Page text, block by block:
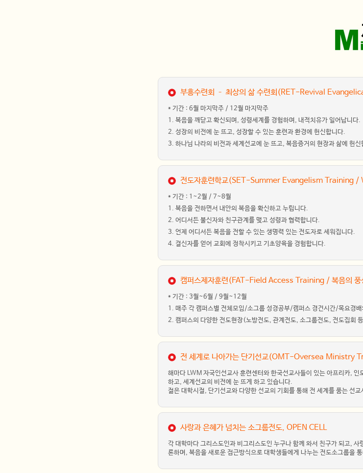
부흥수련회 – 최상의 삶 수련회(RET-Revival
* 기간 : 6월 마지막주 / 12월 마지막주
1. 복음을 깨닫고 확신되며, 성령세계를 경험하며, 내적치유가 일어납니다.
2. 성장의 비전에 눈 뜨고, 성장할 수 있는 훈련과 환경에 헌신합니다.
3. 하나님 나라의 비전과 세계선교에 눈 뜨고, 복음증거의 현장과 삶에 헌신
전도자훈련학교(SET-Summer Evangelism Training
* 기간 : 1~2월 / 7~8월
1. 복음을 전하면서 내안의 복음을 확신하고 누립니다.
2. 어디서든 불신자와 친구관계를 맺고 성령과 협력합니다.
3. 언제 어디서든 복음을 전할 수 있는 생명력 있는 전도자로 세워집니다.
4. 결신자를 얻어 교회에 정착시키고 기초양육을 경험합니다.
캠퍼스제자훈련(FAT-Field Access Training / 복음의 풍
* 기간 : 3월~6월 / 9월~12월
1. 매주 각 캠퍼스별 전체모임/소그룹 성경공부/캠퍼스 경건시간/목요경
2. 캠퍼스의 다양한 전도현장(노방전도, 관계전도, 소그룹전도, 전도집회
전 세계로 나아가는 단기선교(OMT-Oversea Ministry
해마다 LWM 자국인선교사 훈련센터와 한국선교사들이 있는 아프리카,
하고, 세계선교의 비전에 눈 뜨게 하고 있습니다.
젊은 대학시절, 단기선교와 다양한 선교의 기회를 통해 전 세계를 품는 선
사랑과 은혜가 넘치는 소그룹전도, OPEN CELL
각 대학마다 그리스도인과 비그리스도인 누구나 함께 와서 친구가 되고,
론하며, 복음을 새로운 접근방식으로 대학생들에게 나누는 전도소그룹을